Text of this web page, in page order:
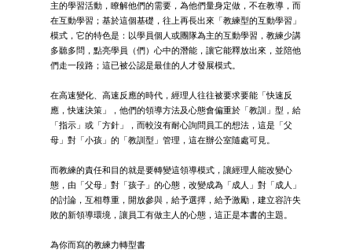
主的學習活動，瞭解他們的需要，為他們量身定做，不在教導，而
在互動學習；基於這個基礎，往上再長出來「教練型的互動學習」
模式，它的特色是：以學員個人或團隊為主的互動學習，教練少講
多聽多問，點亮學員（們）心中的潛能，讓它能釋放出來，並陪他
們走一段路；這已被公認是最佳的人才發展模式。
在高速變化、高速反應的時代，經理人往往被要求要能「快速反
應，快速決策」，他們的領導方法及心態會偏重於「教訓」型，給
「指示」或「方針」，而較沒有耐心詢問員工的想法，這是「父
母」對「小孩」的「教訓型」管理，這在辦公室隨處可見。
而教練的責任和目的就是要轉變這領導模式，讓經理人能改變心
態，由「父母」對「孩子」的心態，改變成為「成人」對「成人」
的討論，互相尊重，開放參與，給予選擇，給予激勵，建立容許失
敗的新領導環境，讓員工有做主人的心態，這正是本書的主題。
為你而寫的教練力轉型書